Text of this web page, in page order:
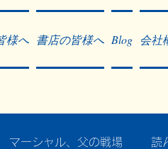
様へ 書店の皆様へ Blog 会社
マーシャル、父の戦場 読